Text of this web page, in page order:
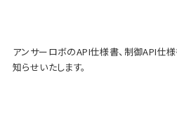
アンサーロボのAPI仕様書、制御API仕
知らせいたします。